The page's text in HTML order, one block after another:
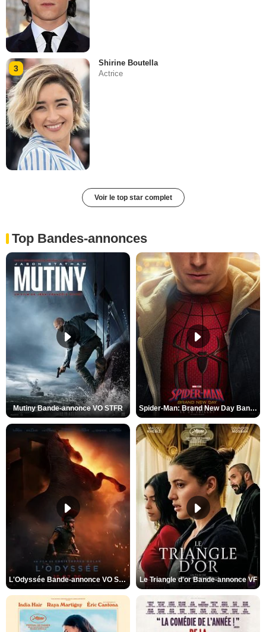
3
Shirine Boutella
Actrice
Voir le top star complet
Top Bandes-annonces
Mutiny Bande-annonce VO STFR Spider-Man: Brand New Day Bande-annonce VO STFR
L'Odyssée Bande-annonce VO STFR Le Triangle d'or Bande-annonce VF